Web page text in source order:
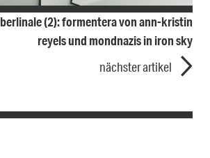
berlinale (2): formentera von ann-kristin
reyels und mondnazis in iron sky
nächster artikel